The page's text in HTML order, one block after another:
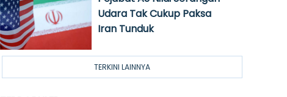
Udara Tak Cukup Paksa
Iran Tunduk
TERKINI LAINNYA